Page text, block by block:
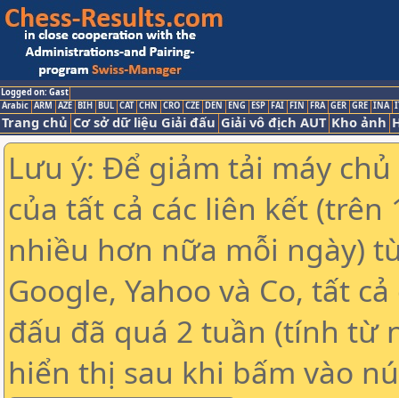
Logged on: Gast
Arabic ARM AZE BIH BUL CAT CHN CRO CZE DEN ENG ESP FAI FIN FRA GER GRE INA
Trang chủ Cơ sở dữ liệu Giải đấu Giải vô địch AUT Kho ảnh
Lưu ý: Để giảm tải máy
của tất cả các liên kết (trên
nhiều hơn nữa mỗi ngày)
Google, Yahoo và Co, tất
đấu đã quá 2 tuần (tính từ
hiển thị sau khi bấm vào